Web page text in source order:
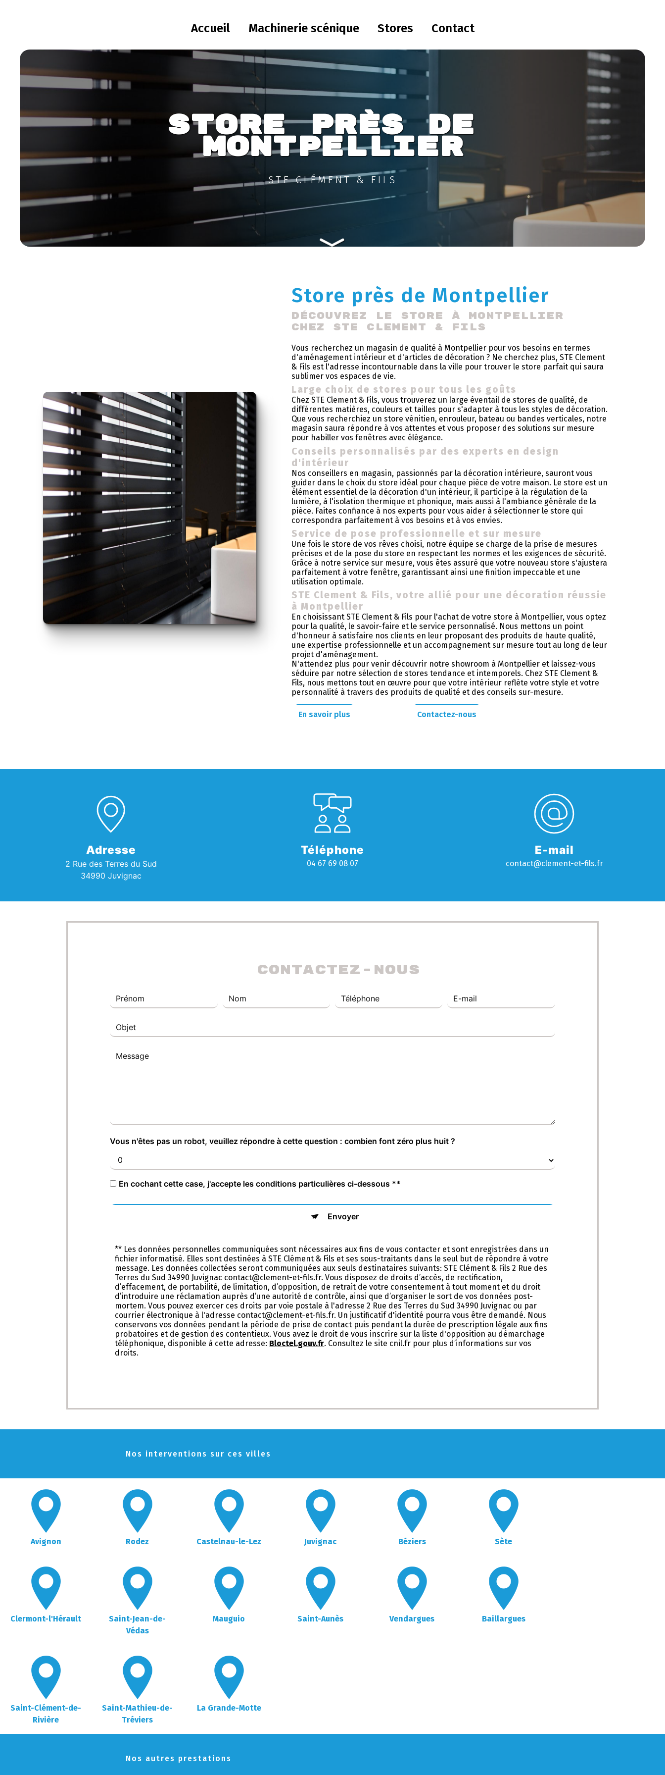
Accueil Machinerie scénique Stores Contact
Store près de
Montpellier
STE CLÉMENT & FILS
Store près de Montpellier
Découvrez le Store à Montpellier
chez STE Clement & Fils
Vous recherchez un magasin de qualité à Montpellier pour vos besoins en termes
d'aménagement intérieur et d'articles de décoration ? Ne cherchez plus, STE Clement
& Fils est l'adresse incontournable dans la ville pour trouver le store parfait qui saura
sublimer vos espaces de vie.
Large choix de stores pour tous les goûts
Chez STE Clement & Fils, vous trouverez un large éventail de stores de qualité, de
différentes matières, couleurs et tailles pour s'adapter à tous les styles de décoration.
Que vous recherchiez un store vénitien, enrouleur, bateau ou bandes verticales, notre
magasin saura répondre à vos attentes et vous proposer des solutions sur mesure
pour habiller vos fenêtres avec élégance.
Conseils personnalisés par des experts en design
d'intérieur
Nos conseillers en magasin, passionnés par la décoration intérieure, sauront vous
guider dans le choix du store idéal pour chaque pièce de votre maison. Le store est un
élément essentiel de la décoration d'un intérieur, il participe à la régulation de la
lumière, à l'isolation thermique et phonique, mais aussi à l'ambiance générale de la
pièce. Faites confiance à nos experts pour vous aider à sélectionner le store qui
correspondra parfaitement à vos besoins et à vos envies.
Service de pose professionnelle et sur mesure
Une fois le store de vos rêves choisi, notre équipe se charge de la prise de mesures
précises et de la pose du store en respectant les normes et les exigences de sécurité.
Grâce à notre service sur mesure, vous êtes assuré que votre nouveau store s'ajustera
parfaitement à votre fenêtre, garantissant ainsi une finition impeccable et une
utilisation optimale.
STE Clement & Fils, votre allié pour une décoration réussie
à Montpellier
En choisissant STE Clement & Fils pour l'achat de votre store à Montpellier, vous optez
pour la qualité, le savoir-faire et le service personnalisé. Nous mettons un point
d'honneur à satisfaire nos clients en leur proposant des produits de haute qualité,
une expertise professionnelle et un accompagnement sur mesure tout au long de leur
projet d'aménagement.
N'attendez plus pour venir découvrir notre showroom à Montpellier et laissez-vous
séduire par notre sélection de stores tendance et intemporels. Chez STE Clement &
Fils, nous mettons tout en œuvre pour que votre intérieur reflète votre style et votre
personnalité à travers des produits de qualité et des conseils sur-mesure.
En savoir plus Contactez-nous
Adresse
2 Rue des Terres du Sud
34990 Juvignac
Téléphone
04 67 69 08 07
E-mail
contact@clement-et-fils.fr
Contactez-nous
Vous n'êtes pas un robot, veuillez répondre à cette question : combien font zéro plus huit ?
En cochant cette case, j'accepte les conditions particulières ci-dessous **
Envoyer
** Les données personnelles communiquées sont nécessaires aux fins de vous contacter et sont enregistrées dans un
fichier informatisé. Elles sont destinées à STE Clément & Fils et ses sous-traitants dans le seul but de répondre à votre
message. Les données collectées seront communiquées aux seuls destinataires suivants: STE Clément & Fils 2 Rue des
Terres du Sud 34990 Juvignac contact@clement-et-fils.fr. Vous disposez de droits d’accès, de rectification,
d’effacement, de portabilité, de limitation, d’opposition, de retrait de votre consentement à tout moment et du droit
d’introduire une réclamation auprès d’une autorité de contrôle, ainsi que d’organiser le sort de vos données post-
mortem. Vous pouvez exercer ces droits par voie postale à l'adresse 2 Rue des Terres du Sud 34990 Juvignac ou par
courrier électronique à l'adresse contact@clement-et-fils.fr. Un justificatif d'identité pourra vous être demandé. Nous
conservons vos données pendant la période de prise de contact puis pendant la durée de prescription légale aux fins
probatoires et de gestion des contentieux. Vous avez le droit de vous inscrire sur la liste d'opposition au démarchage
téléphonique, disponible à cette adresse: Bloctel.gouv.fr. Consultez le site cnil.fr pour plus d’informations sur vos
droits.
Nos interventions sur ces villes
Avignon Rodez Castelnau-le-Lez Juvignac Béziers Sète
Clermont-l'Hérault
Saint-Jean-de-
Védas
Mauguio Saint-Aunès Vendargues Baillargues
Saint-Clément-de-
Rivière
Saint-Mathieu-de-
Tréviers
La Grande-Motte
Nos autres prestations